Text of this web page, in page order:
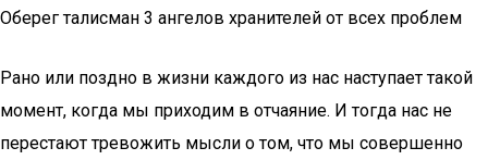
Оберег талисман 3 ангелов хранителей от всех проблем
Рано или поздно в жизни каждого из нас наступает такой
момент, когда мы приходим в отчаяние. И тогда нас не
перестают тревожить мысли о том, что мы совершенно